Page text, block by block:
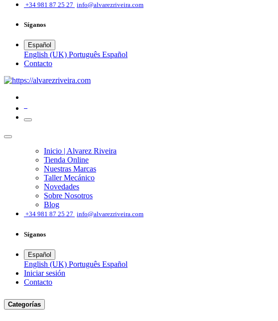
+34 981 87 25 27 info@alvarezriveira.com
Síganos
Español
English (UK) Português Español
​Contacto
Inicio | Alvarez Riveira
Tienda Online
Nuestras Marcas
Taller Mecánico
Novedades
Sobre Nosotros
Blog
+34 981 87 25 27 info@alvarezriveira.com
Síganos
Español
English (UK) Português Español
Iniciar sesión
​Contacto
Categorías